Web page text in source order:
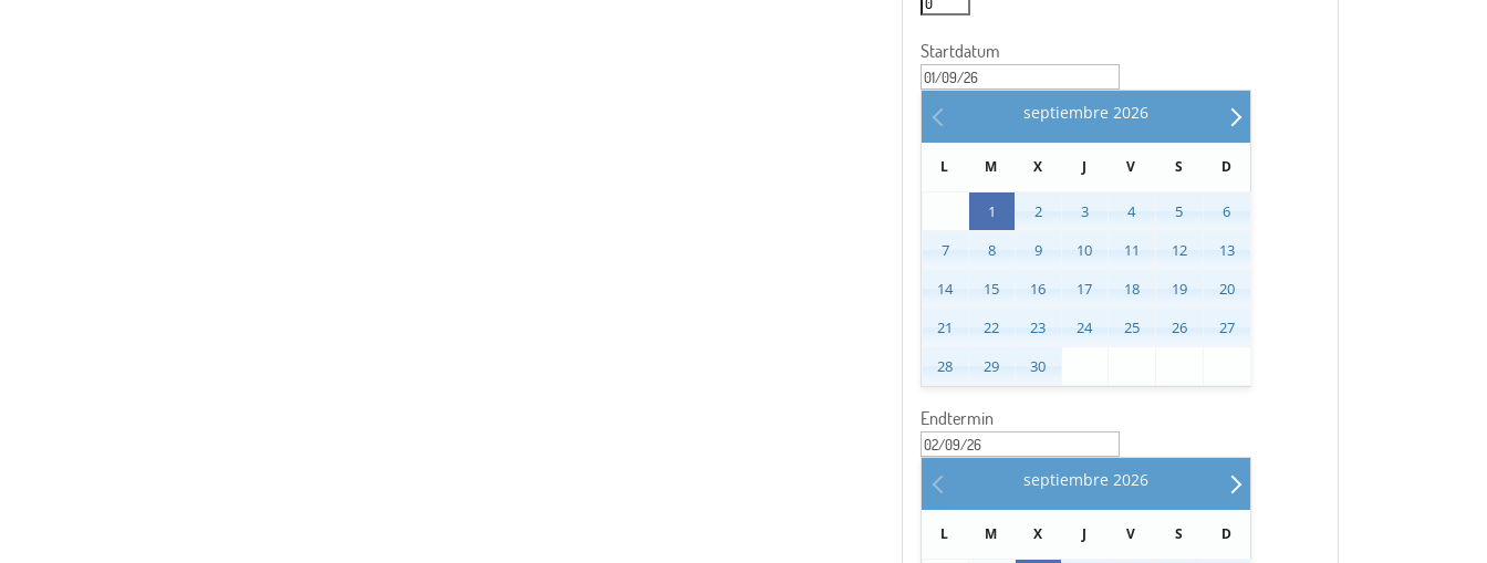
Startdatum
septiembre 2026
L M X J V S D
1 2 3 4 5
6
7
8 9 10 11 12
13
14
15 16 17 18 19
20
21
22 23 24 25 26
27
28
29 30
Endtermin
septiembre 2026
L M X J V S D